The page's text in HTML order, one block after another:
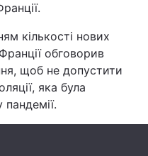
Світ
Лайт
Інциденти
кількості нових
обговорив
щоб не допустити
яка була
пандемії.